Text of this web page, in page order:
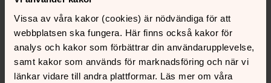
Vissa av våra kakor (cookies) är nödvändiga för att
webbplatsen ska fungera. Här finns också kakor för
analys och kakor som förbättrar din användarupplevelse,
samt kakor som används för marknadsföring och när vi
länkar vidare till andra plattformar. Läs mer om våra
med olika tematik och från lite olika tider i vår 150 åriga
historia.
Tors 26 sep – sön 29 sept 2024, kl. 9.00-17.00, G01:20
Svenska mässan